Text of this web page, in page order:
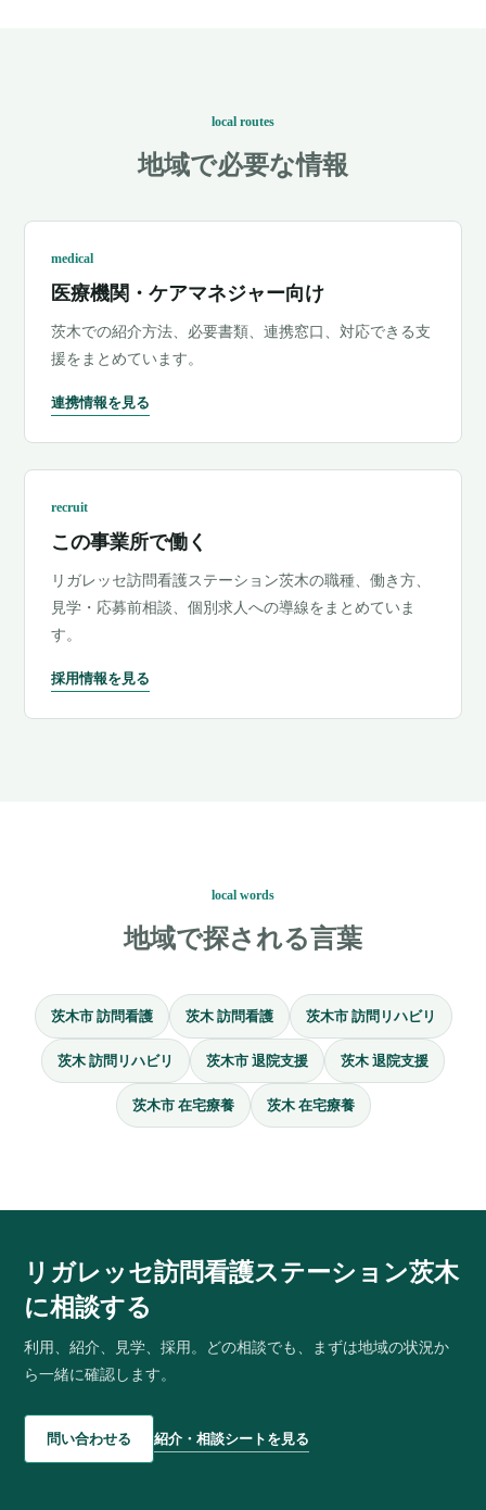
local routes
地域で必要な情報
medical
医療機関 ・ケアマネジャー向け
茨木での紹介方法、必要書類、連携窓口、対応できる支
援をまとめています。
連携情報を見る
recruit
この事業所で働く
リガレッセ訪問看護ステーション茨木の職種、働き方、
見学・応募前相談、個別求人への導線をまとめていま
す。
採用情報を見る
local words
地域で探される言葉
茨木市 訪問看護 茨木 訪問看護 茨木市 訪問リハビリ
茨木 訪問リハビリ 茨木市 退院支援 茨木 退院支援
茨木市 在宅療養 茨木 在宅療養
リガレッセ訪問看護ステーション茨木
に相談する
利用、紹介、見学、採用。どの相談でも、まずは地域の状況か
ら一緒に確認します。
問い合わせる 紹介・相談シートを見る